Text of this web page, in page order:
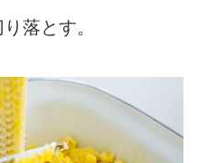
落とす。